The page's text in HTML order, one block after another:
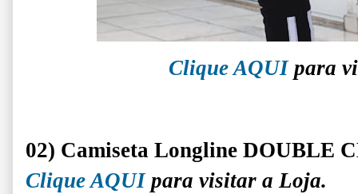
Clique AQUIpara
02) Camiseta Longline DOUBLE
Clique AQUIpara visitar a Loja.